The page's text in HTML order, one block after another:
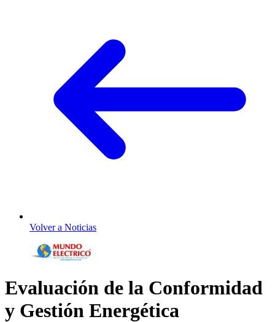
Volver a Noticias
Evaluación de la Conformidad
y Gestión Energética